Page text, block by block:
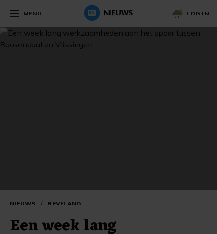
MENU LOG IN
NIEUWS / BEVELAND
Een week lang